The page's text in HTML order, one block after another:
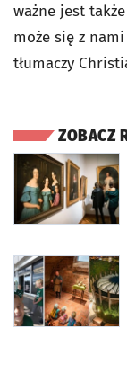
ważne jest
może się z
tłumaczy
ZOBACZ
otworzy się w
otworzy się w